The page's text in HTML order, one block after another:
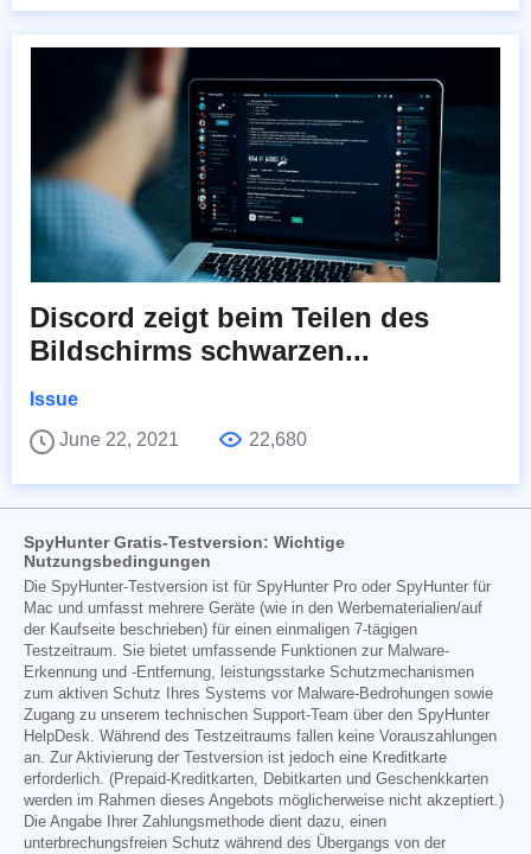
Discord zeigt beim Teilen des
Bildschirms schwarzen...
Issue
June 22, 2021
22,680
SpyHunter Gratis-Testversion: Wichtige
Nutzungsbedingungen
Die SpyHunter-Testversion ist für SpyHunter Pro oder SpyHunter für
Mac und umfasst mehrere Geräte (wie in den Werbematerialien/auf
der Kaufseite beschrieben) für einen einmaligen 7-tägigen
Testzeitraum. Sie bietet umfassende Funktionen zur Malware-
Erkennung und -Entfernung, leistungsstarke Schutzmechanismen
zum aktiven Schutz Ihres Systems vor Malware-Bedrohungen sowie
Zugang zu unserem technischen Support-Team über den SpyHunter
HelpDesk. Während des Testzeitraums fallen keine Vorauszahlungen
an. Zur Aktivierung der Testversion ist jedoch eine Kreditkarte
erforderlich. (Prepaid-Kreditkarten, Debitkarten und Geschenkkarten
werden im Rahmen dieses Angebots möglicherweise nicht akzeptiert.)
Die Angabe Ihrer Zahlungsmethode dient dazu, einen
unterbrechungsfreien Schutz während des Übergangs von der